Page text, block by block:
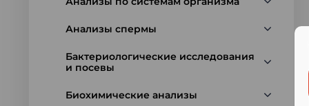
Анализы спермы
Бактериологические исследования
и посевы
Биохимические анализы